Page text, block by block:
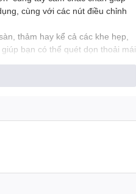
cùng với các nút điều chỉnh
thảm hay kể cả các khe hẹp,
bạn có thể quét dọn thoải mái
bền bỉ theo thời gian.